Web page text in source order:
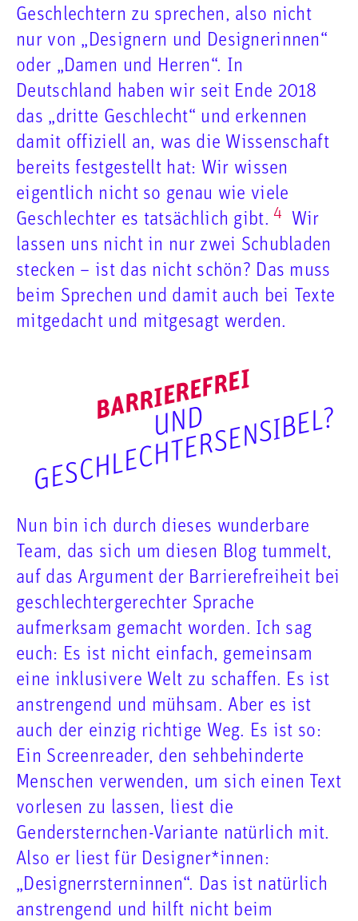
Geschlechtern zu sprechen, also nicht
nur von „Designern und Designerinnen“
oder „Damen und Herren“. In
Deutschland haben wir seit Ende 2018
das „dritte Geschlecht“ und erkennen
damit offiziell an, was die Wissenschaft
bereits festgestellt hat: Wir wissen
eigentlich nicht so genau wie viele
Geschlechter es tatsächlich gibt. 4
Wir
lassen uns nicht in nur zwei Schubladen
stecken – ist das nicht schön? Das muss
beim Sprechen und damit auch bei Texte
mitgedacht und mitgesagt werden.
BARRIEREFREI
U
N
D
G
E
S
C
H
L
E
C
H
T
E
R
S
E
N
S
I
B
E
L
?
Nun bin ich durch dieses wunderbare
Team, das sich um diesen Blog tummelt,
auf das Argument der Barrierefreiheit bei
geschlechtergerechter Sprache
aufmerksam gemacht worden. Ich sag
euch: Es ist nicht einfach, gemeinsam
eine inklusivere Welt zu schaffen. Es ist
anstrengend und mühsam. Aber es ist
auch der einzig richtige Weg. Es ist so:
Ein Screenreader, den sehbehinderte
Menschen verwenden, um sich einen Text
vorlesen zu lassen, liest die
Gendersternchen-Variante natürlich mit.
Also er liest für Designer*innen:
„Designerrsterninnen“. Das ist natürlich
anstrengend und hilft nicht beim